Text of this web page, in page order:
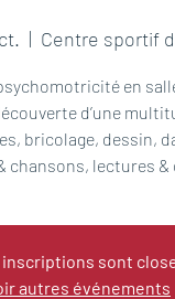
  |
Centre sportif
en
d’une
bricolage, dessin,
chansons, lectures &
inscriptions sont
autres événements